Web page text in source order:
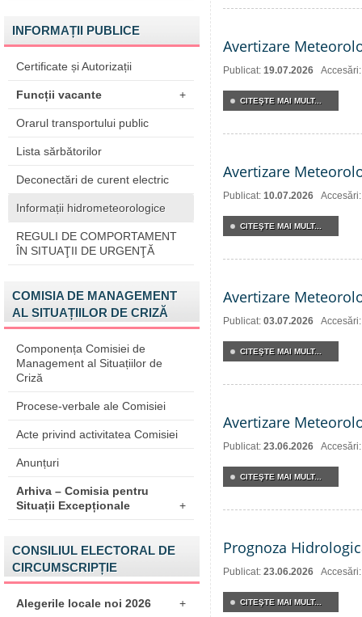
INFORMAȚII PUBLICE
Certificate și Autorizații
Funcții vacante +
Orarul transportului public
Lista sărbătorilor
Deconectări de curent electric
Informații hidrometeorologice
REGULI DE COMPORTAMENT
ÎN SITUAŢII DE URGENŢĂ
COMISIA DE MANAGEMENT
AL SITUAȚIILOR DE CRIZĂ
Componența Comisiei de
Management al Situațiilor de
Criză
Procese-verbale ale Comisiei
Acte privind activitatea Comisiei
Anunțuri
Arhiva – Comisia pentru
Situații Excepționale
+
CONSILIUL ELECTORAL DE
CIRCUMSCRIPȚIE
Alegerile locale noi 2026 +
Avertizare
Publicat: 19.07.2026
CITEŞTE MAI MULT...
Avertizare
Publicat: 10.07.2026
CITEŞTE MAI MULT...
Avertizare
Publicat: 03.07.2026
CITEŞTE MAI MULT...
Avertizare
Publicat: 23.06.2026
CITEŞTE MAI MULT...
Prognoza
Publicat: 23.06.2026
CITEŞTE MAI MULT...